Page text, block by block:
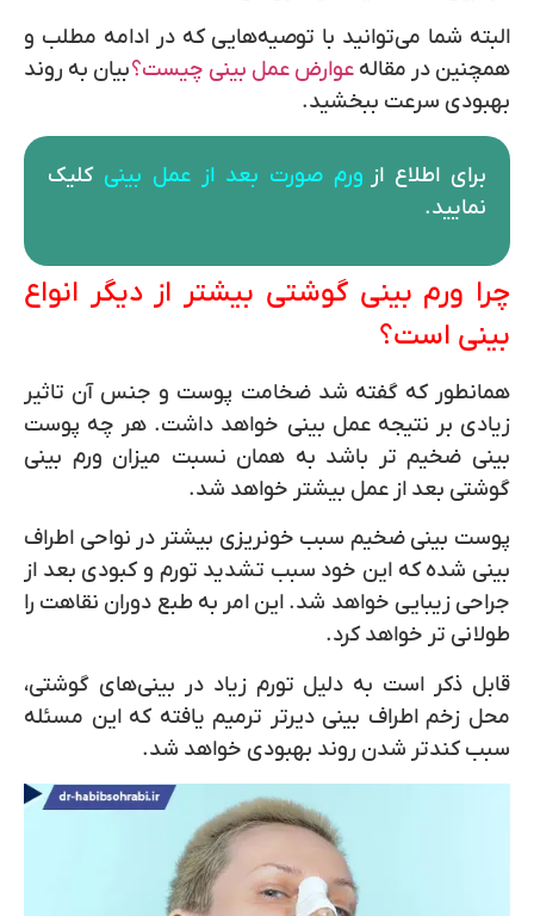
البته شما می‌توانید با توصیه‌هایی که در ادامه مطلب و
همچنین در مقاله عوارض عمل بینی چیست؟بیان به روند
بهبودی سرعت ببخشید.
برای اطلاع از ورم صورت بعد از عمل بینی کلیک
نمایید.
چرا ورم بینی گوشتی بیشتر از دیگر انواع
بینی است؟
همانطور که گفته شد ضخامت پوست و جنس آن تاثیر
زیادی بر نتیجه عمل بینی خواهد داشت. هر چه پوست
بینی ضخیم تر باشد به همان نسبت میزان ورم بینی
گوشتی بعد از عمل بیشتر خواهد شد.
پوست بینی ضخیم سبب خونریزی بیشتر در نواحی اطراف
بینی شده که این خود سبب تشدید تورم و کبودی بعد از
جراحی زیبایی خواهد شد. این امر به طبع دوران نقاهت را
طولانی تر خواهد کرد.
قابل ذکر است به دلیل تورم زیاد در بینی‌های گوشتی،
محل زخم اطراف بینی دیرتر ترمیم یافته که این مسئله
سبب کندتر شدن روند بهبودی خواهد شد.